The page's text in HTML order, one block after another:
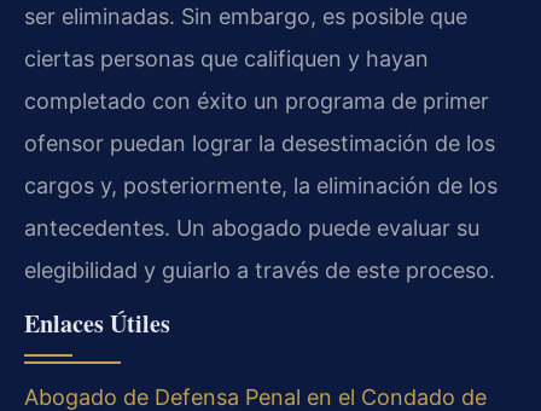
ser eliminadas. Sin embargo, es posible que
ciertas personas que califiquen y hayan
completado con éxito un programa de primer
ofensor puedan lograr la desestimación de los
cargos y, posteriormente, la eliminación de los
antecedentes. Un abogado puede evaluar su
elegibilidad y guiarlo a través de este proceso.
Enlaces Útiles
Abogado de Defensa Penal en el Condado de